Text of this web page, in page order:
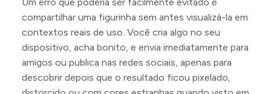
compartilhar uma figurinha sem antes visualizá-la em
contextos reais de uso. Você cria algo no seu
dispositivo, acha bonito, e envia imediatamente para
amigos ou publica nas redes sociais, apenas para
descobrir depois que o resultado ficou pixelado,